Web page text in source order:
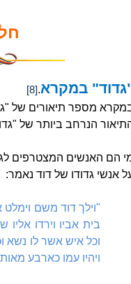
במקרא.
[8]
מספר תיאורים של
הנרחב ביותר של
הם האנשים המצטרפים
אנשי גדודו של דוד נאמר:
"וילך דוד משם
בית אביו וירדו
וכל איש אשר לו נשא
ויהיו עמו כארבע